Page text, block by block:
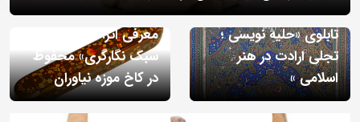
تابلوی «حلیه نویسی ؛
تجلی ارادت در هنر
اسلامی »
معرفی اثر: «قلمدان با
سبک نگارگری» محفوظ
در کاخ موزه نیاوران